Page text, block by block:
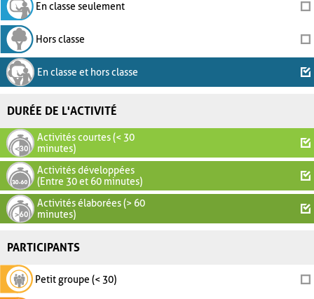
En classe seulement
Hors classe
En classe et hors classe
DURÉE DE L'ACTIVITÉ
Activités courtes (< 30
minutes)
Activités développées
(Entre 30 et 60 minutes)
Activités élaborées (> 60
minutes)
PARTICIPANTS
Petit groupe (< 30)